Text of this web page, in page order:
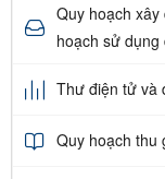
Quy hoạch
hoạch sử dụng
Thư điện tử và
Quy hoạch thu